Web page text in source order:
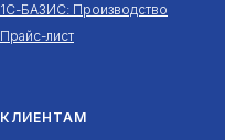
1С-БАЗИС: Производство
Прайс-лист
КЛИЕНТАМ